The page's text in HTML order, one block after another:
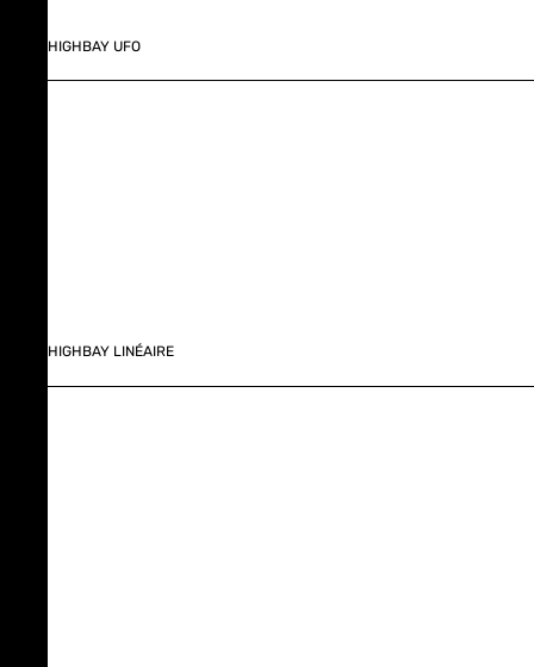
HIGHBAY UFO
HIGHBAY LINÉAIRE